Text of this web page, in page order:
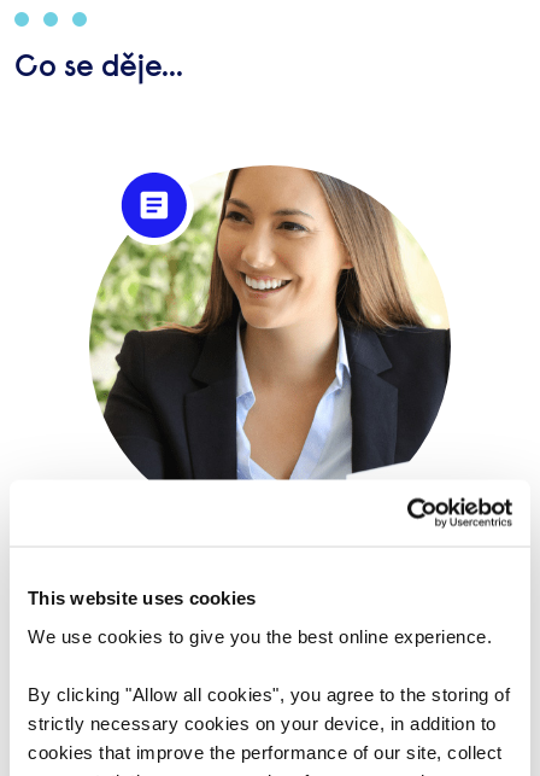
This website uses cookies
We use cookies to give you the best online experience.
By clicking "Allow all cookies", you agree to the storing of
strictly necessary cookies on your device, in addition to
cookies that improve the performance of our site, collect
Co se děje...
ČLÁNEK UCHAZEČ O ZAMĚSTNÁNÍ
Tipy a otázky pro pohovor
Úspěch při pohovoru může záviset na